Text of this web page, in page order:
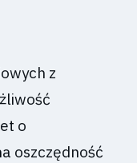
z
o
oszczędność